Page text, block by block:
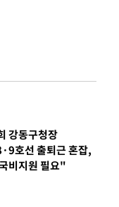
강동구청장
호선 출퇴근 혼잡,
비지원 필요"